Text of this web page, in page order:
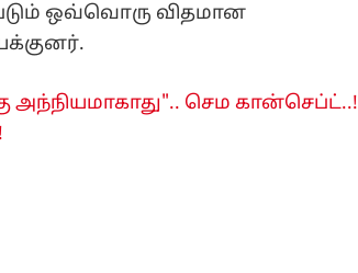
ஒவ்வொரு விதமான
செம கான்செப்ட்..!